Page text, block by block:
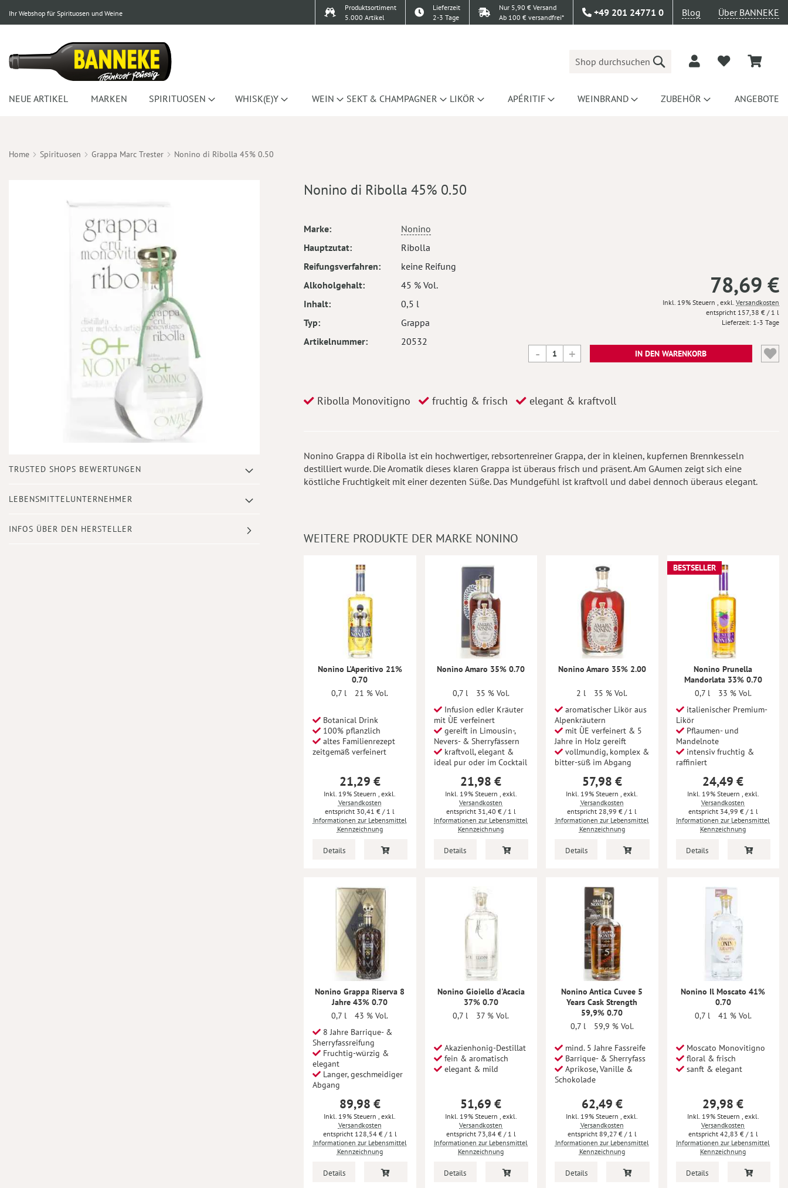
Ihr Webshop für Spirituosen und Weine
Produktsortiment
5.000 Artikel
Lieferzeit
2-3 Tage
Nur 5,90 € Versand
Ab 100 € versandfrei*
+49 201 24771 0 Blog Über BANNEKE
Suche
NEUE ARTIKEL MARKEN SPIRITUOSEN WHISK(E)Y WEIN SEKT & CHAMPAGNER LIKÖR APÉRITIF WEINBRAND ZUBEHÖR ANGEBOTE
Home Spirituosen Grappa Marc Trester Nonino di Ribolla 45% 0.50
Anfang
Bildergalerie
TRUSTED SHOPS BEWERTUNGEN
LEBENSMITTELUNTERNEHMER
INFOS ÜBER DEN HERSTELLER
Nonino di Ribolla 45% 0.50
Mehr
Marke
Nonino
Hauptzutat
Ribolla
Reifungsverfahren
keine Reifung
Alkoholgehalt
45 % Vol.
Inhalt
0,5 l
Typ
Grappa
Artikelnummer
20532
78,69 €
Inkl. 19% Steuern , exkl. Versandkosten
157,38 € / 1 l
Lieferzeit 1-3 Tage
IN DEN WARENKORB
Ribolla Monovitigno fruchtig & frisch elegant & kraftvoll
Nonino Grappa di Ribolla ist ein hochwertiger, rebsortenreiner Grappa, der in kleinen, kupfernen Brennkesseln
destilliert wurde. Die Aromatik dieses klaren Grappa ist überaus frisch und präsent. Am GAumen zeigt sich eine
köstliche Fruchtigkeit mit einer dezenten Süße. Das Mundgefühl ist kraftvoll und dabei dennoch überaus elegant.
WEITERE PRODUKTE DER MARKE NONINO
Nonino L'Aperitivo 21%
0.70
0,7 l
21 % Vol.
Botanical Drink
100% pflanzlich
altes Familienrezept
zeitgemäß verfeinert
21,29 €
Inkl. 19% Steuern, exkl.
Versandkosten
30,41 € / 1 l
Informationen zur Lebensmittel
Kennzeichnung
Details
Nonino Amaro 35% 0.70
0,7 l
35 % Vol.
Infusion edler Kräuter
mit ÙE verfeinert
gereift in Limousin-,
Nevers- & Sherryfässern
kraftvoll, elegant &
ideal pur oder im Cocktail
21,98 €
Inkl. 19% Steuern , exkl.
Versandkosten
31,40 €/ 1 l
Informationen zur Lebensmittel
Kennzeichnung
Details
Nonino Amaro 35% 2.00
2 l
35 % Vol.
aromatischer Likör aus
Alpenkräutern
mit ÙE verfeinert & 5
Jahre in Holz gereift
vollmundig, komplex &
bitter-süß im Abgang
57,98 €
Inkl. 19% Steuern, exkl.
Versandkosten
28,99 € / 1 l
Informationen zur Lebensmittel
Kennzeichnung
Details
BESTSELLER
Nonino Prunella
Mandorlata 33% 0.70
0,7 l
33 % Vol.
italienischer Premium-
Likör
Pflaumen- und
Mandelnote
intensiv fruchtig &
raffiniert
24,49 €
Inkl. 19% Steuern , exkl.
Versandkosten
34,99 €/ 1 l
Informationen zur Lebensmittel
Kennzeichnung
Details
Nonino Grappa Riserva 8
Jahre 43% 0.70
0,7 l
43 % Vol.
8 Jahre Barrique- &
Sherryfassreifung
Fruchtig-würzig &
elegant
Langer, geschmeidiger
Abgang
89,98 €
Inkl. 19% Steuern
exkl.
Versandkosten
128,54 € / 1 l
Informationen zur Lebensmittel
Kennzeichnung
Details
Nonino Gioiello d'Acacia
37% 0.70
0,7 l
37 % Vol.
Akazienhonig-Destillat
fein & aromatisch
elegant & mild
51,69 €
Inkl. 19% Steuern exkl.
Versandkosten
73,84 € / 1 l
Informationen zur Lebensmittel
Kennzeichnung
Details
Nonino Antica Cuvee 5
Years Cask Strength
59,9% 0.70
0,7 l
59,9 % Vol.
mind. 5 Jahre Fassreife
Barrique- & Sherryfass
Aprikose, Vanille &
Schokolade
62,49 €
Inkl. 19% Steuern
exkl.
Versandkosten
89,27 € / 1 l
Informationen zur Lebensmittel
Kennzeichnung
Details
Nonino Il Moscato 41%
0.70
0,7 l
41 % Vol.
Moscato Monovitigno
floral & frisch
sanft & elegant
29,98 €
Inkl. 19% Steuern exkl.
Versandkosten
42,83 € / 1 l
Informationen zur Lebensmittel
Kennzeichnung
Details